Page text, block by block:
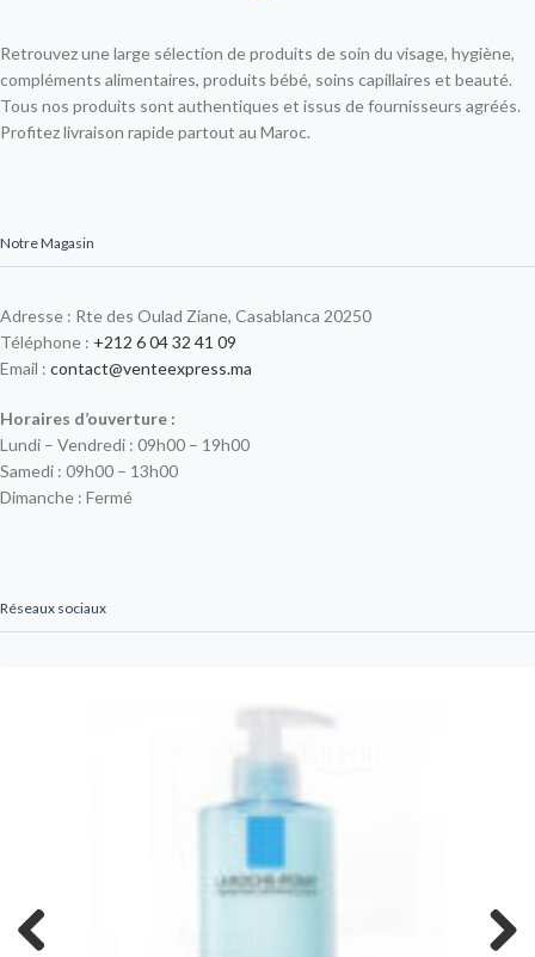
Retrouvez une large sélection de produits de soin du visage, hygiène,
compléments alimentaires, produits bébé, soins capillaires et beauté.
Tous nos produits sont authentiques et issus de fournisseurs agréés.
Profitez livraison rapide partout au Maroc.
Notre Magasin
Adresse : Rte des Oulad Ziane, Casablanca 20250
Téléphone : +212 6 04 32 41 09
Email : contact@venteexpress.ma
Horaires d’ouverture :
Lundi – Vendredi : 09h00 – 19h00
Samedi : 09h00 – 13h00
Dimanche : Fermé
Réseaux sociaux